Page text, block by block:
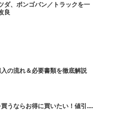
ダ、ボンゴバン／トラックを一
良
の流れ＆必要書類を徹底解説
うならお得に買いたい！値引....